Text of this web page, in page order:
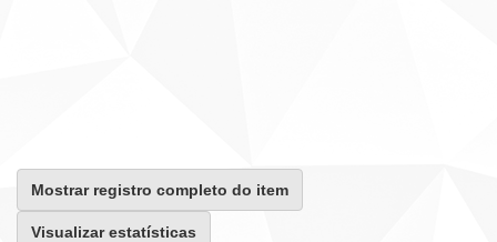
Mostrar registro completo do item
Visualizar estatísticas